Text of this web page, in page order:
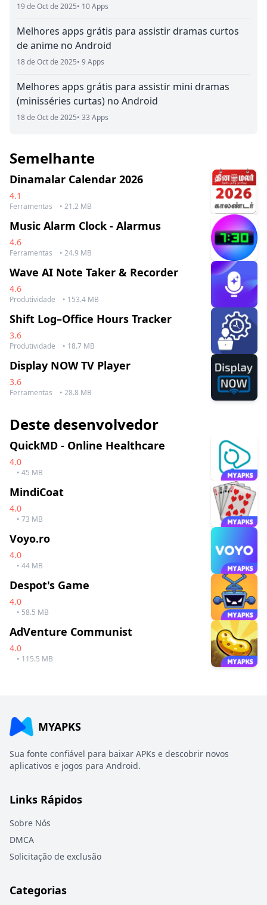
19 de Oct de 2025• 10 Apps
Melhores apps grátis para assistir dramas curtos
de anime no Android
18 de Oct de 2025• 9 Apps
Melhores apps grátis para assistir mini dramas
(minisséries curtas) no Android
18 de Oct de 2025• 33 Apps
Semelhante
Dinamalar Calendar 2026
4.1
Ferramentas • 21.2 MB
Music Alarm Clock - Alarmus
4.6
Ferramentas • 24.9 MB
Wave AI Note Taker & Recorder
4.6
Produtividade • 153.4 MB
Shift Log–Office Hours Tracker
3.6
Produtividade • 18.7 MB
Display NOW TV Player
3.6
Ferramentas • 28.8 MB
Deste desenvolvedor
QuickMD - Online Healthcare
4.0
• 45 MB
MindiCoat
4.0
• 73 MB
Voyo.ro
4.0
• 44 MB
Despot's Game
4.0
• 58.5 MB
AdVenture Communist
4.0
• 115.5 MB
MYAPKS
Sua fonte confiável para baixar APKs e descobrir novos
aplicativos e jogos para Android.
Links Rápidos
Sobre Nós
DMCA
Solicitação de exclusão
Categorias